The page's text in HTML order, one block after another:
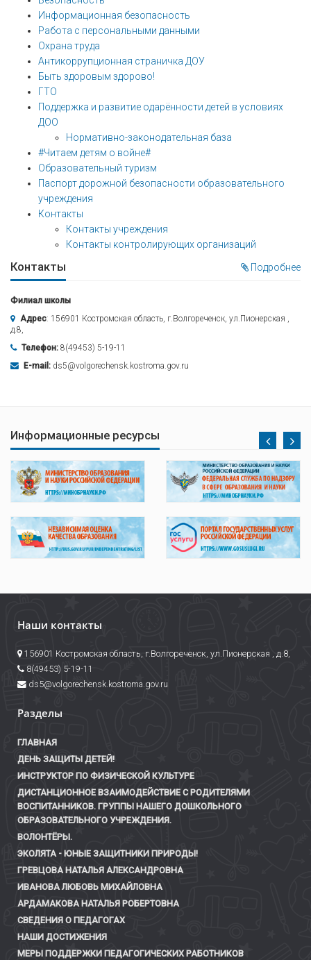
Информационная безопасность
Работа с персональными данными
Охрана труда
Антикоррупционная страничка ДОУ
Быть здоровым здорово!
ГТО
Поддержка и развитие одарённости детей в условиях
ДОО
Нормативно-законодательная база
#Читаем детям о войне#
Образовательный туризм
Паспорт дорожной безопасности образовательного
учреждения
Контакты
Контакты учреждения
Контакты контролирующих организаций
Контакты Подробнее
Филиал школы
Адрес: 156901 Костромская область, г.Волгореченск, ул.Пионерская ,
д.8,
Телефон: 8(49453) 5-19-11
E-mail: ds5@volgorechensk.kostroma.gov.ru
Информационные ресурсы
Наши контакты
156901 Костромская область, г.Волгореченск, ул.Пионерская , д.8,
8(49453) 5-19-11
ds5@volgorechensk.kostroma.gov.ru
Разделы
ГЛАВНАЯ
ДЕНЬ ЗАЩИТЫ ДЕТЕЙ!
ИНСТРУКТОР ПО ФИЗИЧЕСКОЙ КУЛЬТУРЕ
ДИСТАНЦИОННОЕ ВЗАИМОДЕЙСТВИЕ С РОДИТЕЛЯМИ
ВОСПИТАННИКОВ. ГРУППЫ НАШЕГО ДОШКОЛЬНОГО
ОБРАЗОВАТЕЛЬНОГО УЧРЕЖДЕНИЯ.
ВОЛОНТЁРЫ.
ЭКОЛЯТА - ЮНЫЕ ЗАЩИТНИКИ ПРИРОДЫ!
ГРЕВЦОВА НАТАЛЬЯ АЛЕКСАНДРОВНА
ИВАНОВА ЛЮБОВЬ МИХАЙЛОВНА
АРДАМАКОВА НАТАЛЬЯ РОБЕРТОВНА
СВЕДЕНИЯ О ПЕДАГОГАХ
НАШИ ДОСТИЖЕНИЯ
МЕРЫ ПОДДЕРЖКИ ПЕДАГОГИЧЕСКИХ РАБОТНИКОВ